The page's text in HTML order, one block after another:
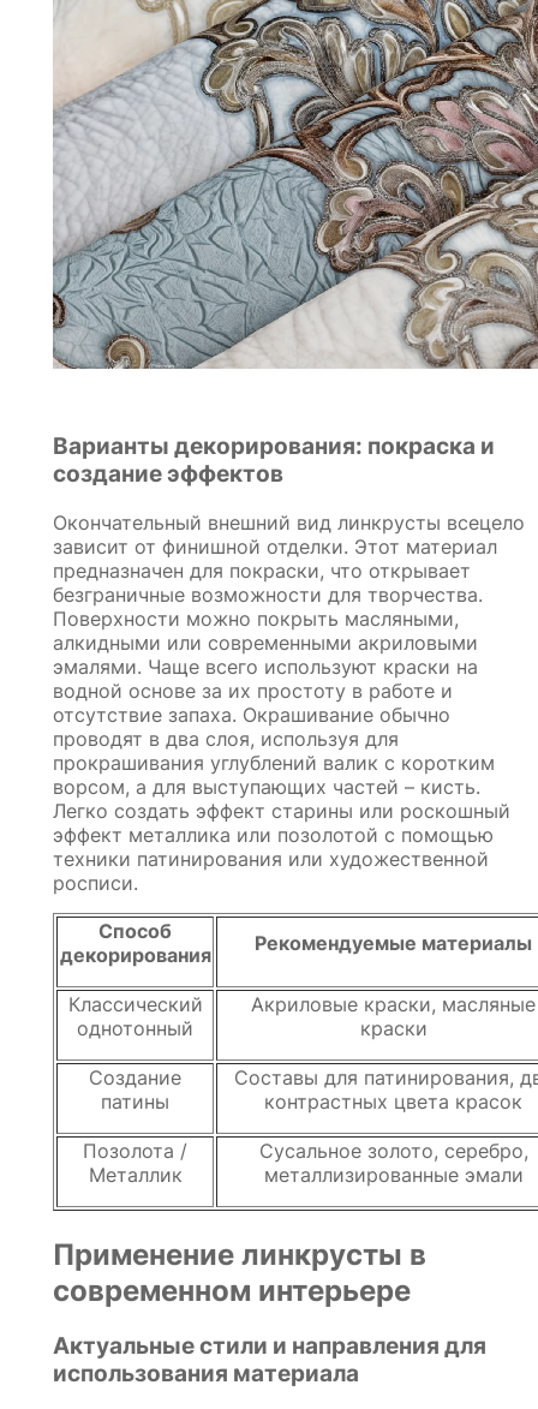
Варианты декорирования: покраска и
создание эффектов
Окончательный внешний вид линкрусты всецело
зависит от финишной отделки. Этот материал
предназначен для покраски, что открывает
безграничные возможности для творчества.
Поверхности можно покрыть масляными,
алкидными или современными акриловыми
эмалями. Чаще всего используют краски на
водной основе за их простоту в работе и
отсутствие запаха. Окрашивание обычно
проводят в два слоя, используя для
прокрашивания углублений валик с коротким
ворсом, а для выступающих частей – кисть.
Легко создать эффект старины или роскошный
эффект металлика или позолотой с помощью
техники патинирования или художественной
росписи.
Способ
декорирования
Рекомендуемые материалы
Классический
однотонный
Акриловые краски, масляные
краски
Создание
патины
Составы для патинирования,
контрастных цвета красок
Позолота /
Металлик
Сусальное золото, серебро,
металлизированные эмали
Применение линкрусты в
современном интерьере
Актуальные стили и направления для
использования материала